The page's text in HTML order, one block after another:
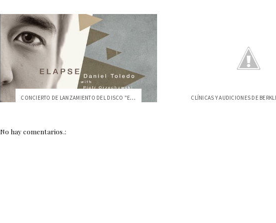
CONCIERTO DE LANZAMIENTO DEL DISCO "ELAP...
No hay comentarios.: